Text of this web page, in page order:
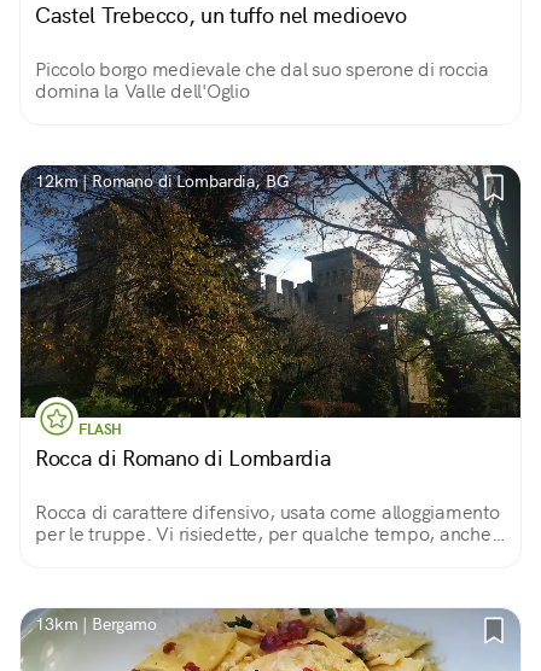
Castel Trebecco, un tuffo nel medioevo
Piccolo borgo medievale che dal suo sperone di roccia
domina la Valle dell'Oglio
12km | Romano di Lombardia, BG
FLASH
Rocca di Romano di Lombardia
Rocca di carattere difensivo, usata come alloggiamento
per le truppe. Vi risiedette, per qualche tempo, anche
13km | Bergamo